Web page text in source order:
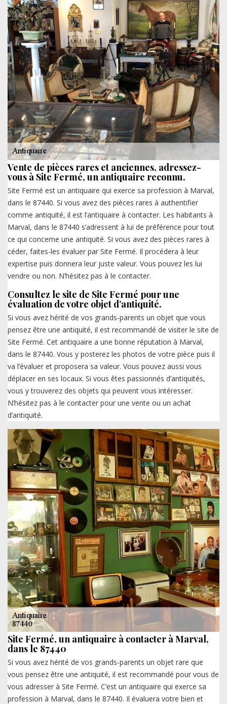
Vente de pièces rares et anciennes, adressez-
vous à Site Fermé, un antiquaire reconnu.
Site Fermé est un antiquaire qui exerce sa profession à Marval,
dans le 87440. Si vous avez des pièces rares à authentifier
comme antiquité, il est l’antiquaire à contacter. Les habitants à
Marval, dans le 87440 s’adressent à lui de préférence pour tout
ce qui concerne une antiquité. Si vous avez des pièces rares à
céder, faites-les évaluer par Site Fermé. Il procédera à leur
expertise puis donnera leur juste valeur. Vous pouvez les lui
vendre ou non. N’hésitez pas à le contacter.
Consultez le site de Site Fermé pour une
évaluation de votre objet d’antiquité.
Si vous avez hérité de vos grands-parents un objet que vous
pensez être une antiquité, il est recommandé de visiter le site de
Site Fermé. Cet antiquaire a une bonne réputation à Marval,
dans le 87440. Vous y posterez les photos de votre pièce puis il
va l’évaluer et proposera sa valeur. Vous pouvez aussi vous
déplacer en ses locaux. Si vous êtes passionnés d’antiquités,
vous y trouverez des objets qui peuvent vous intéresser.
N’hésitez pas à le contacter pour une vente ou un achat
d’antiquité.
Site Fermé, un antiquaire à contacter à Marval,
dans le 87440
Si vous avez hérité de vos grands-parents un objet rare que
vous pensez être une antiquité, il est recommandé pour vous de
vous adresser à Site Fermé. C’est un antiquaire qui exerce sa
profession à Marval, dans le 87440. Il évaluera votre bien et